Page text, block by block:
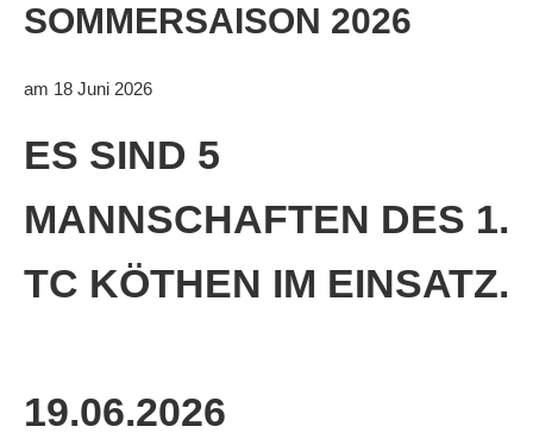
Das Clubhaus
Downloads
Bespannungsservice
Die Sponsoren
Punktspiele
SOMMERSAISON 2026
am 18 Juni 2026
ES SIND 5
MANNSCHAFTEN DES 1.
TC KÖTHEN IM EINSATZ.
19.06.2026